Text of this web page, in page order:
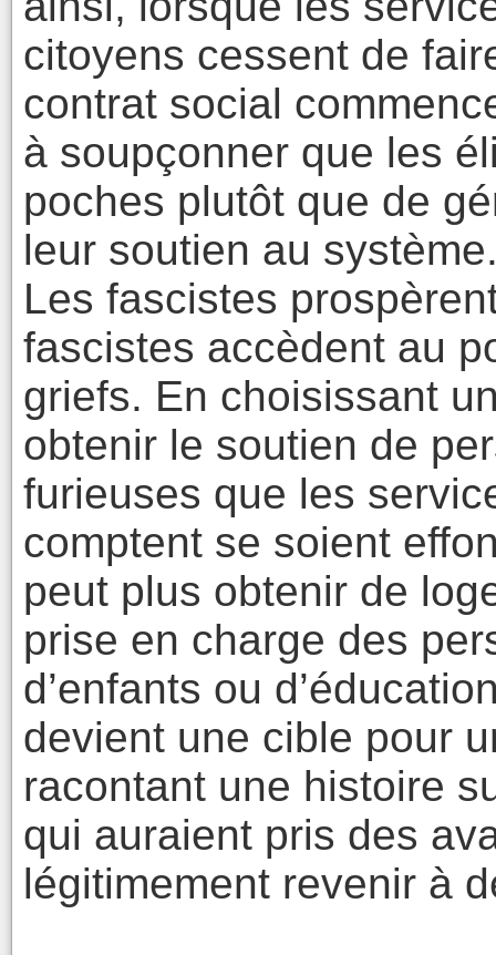
citoyens cessent de
contrat social
à soupçonner que les
poches plutôt que de
leur soutien au
Les fascistes
fascistes accèdent au
griefs. En choisissant
obtenir le soutien de
furieuses que les
comptent se soient
peut plus obtenir de
prise en charge des
d’enfants ou
devient une cible pour
racontant une histoire
qui auraient pris des
légitimement revenir à